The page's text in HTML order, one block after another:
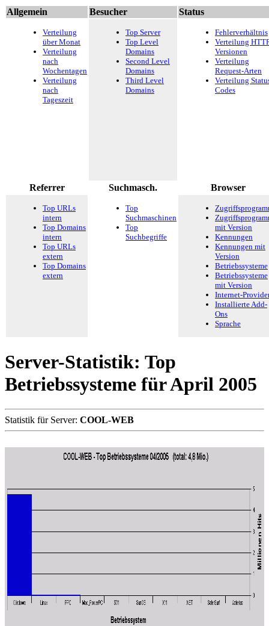
Allgemein Besucher Status
Verteilung
über Monat
Verteilung
nach
Wochentagen
Verteilung
nach
Tageszeit
Top Server
Top Level
Domains
Second Level
Domains
Third Level
Domains
Fehlerverhältnis
Verteilung
Versionen
Verteilung
Request-Arten
Verteilung
Codes
Referrer Suchmasch. Browser
Top URLs
intern
Top Domains
intern
Top URLs
extern
Top Domains
extern
Top
Suchmaschinen
Top
Suchbegriffe
mit Version
Kennungen
Kennungen mit
Version
Betriebssysteme
Betriebssysteme
mit Version
Internet-
Installierte Add-
Ons
Sprache
Server-Statistik: Top
Betriebssysteme für April 2005
Statistik für Server: COOL-WEB